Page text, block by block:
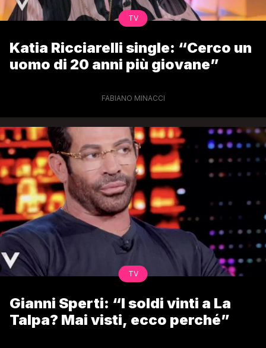
TV
Katia Ricciarelli single: “Cerco un
uomo di 20 anni più giovane”
FABIANO MINACCI
TV
Gianni Sperti: “I soldi vinti a La
Talpa? Mai visti, ecco perché”